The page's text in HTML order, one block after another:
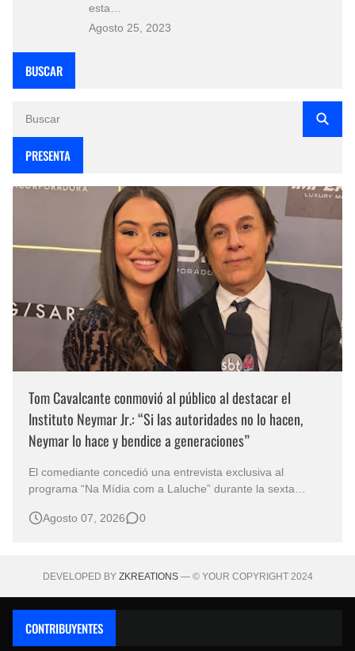
esta…
Agosto 25, 2023
BUSCAR
PRESENTA
Tom Cavalcante conmovió al público al destacar el
Instituto Neymar Jr.: “Si las autoridades no lo hacen,
Neymar lo hace y bendice a generaciones”
El comediante concedió una entrevista exclusiva al
programa “Na Mídia com a Laluche” durante la sexta
eventos benéficos más importantes de Brasil. En medio del
Agosto 07, 2026 0
DEVELOPED BY ZKREATIONS— © YOUR COPYRIGHT 2024
CONTRIBUYENTES